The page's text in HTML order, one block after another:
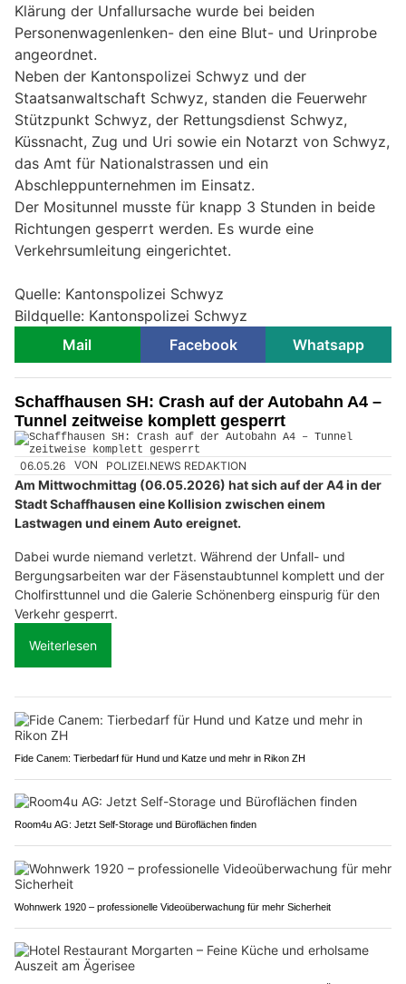
Klärung der Unfallursache wurde bei beiden
Personenwagenlenken- den eine Blut- und Urinprobe
angeordnet.
Neben der Kantonspolizei Schwyz und der
Staatsanwaltschaft Schwyz, standen die Feuerwehr
Stützpunkt Schwyz, der Rettungsdienst Schwyz,
Küssnacht, Zug und Uri sowie ein Notarzt von Schwyz,
das Amt für Nationalstrassen und ein
Abschleppunternehmen im Einsatz.
Der Mositunnel musste für knapp 3 Stunden in beide
Richtungen gesperrt werden. Es wurde eine
Verkehrsumleitung eingerichtet.
Quelle: Kantonspolizei Schwyz
Bildquelle: Kantonspolizei Schwyz
Mail
Facebook Whatsapp
Schaffhausen SH: Crash auf der Autobahn A4 –
Tunnel zeitweise komplett gesperrt
06.05.26 VON POLIZEI.NEWS REDAKTION
Am Mittwochmittag (06.05.2026) hat sich auf der A4 in der
Stadt Schaffhausen eine Kollision zwischen einem
Lastwagen und einem Auto ereignet.
Dabei wurde niemand verletzt. Während der Unfall- und
Bergungsarbeiten war der Fäsenstaubtunnel komplett und der
Cholfirsttunnel und die Galerie Schönenberg einspurig für den
Verkehr gesperrt.
Weiterlesen
Fide Canem: Tierbedarf für Hund und Katze und mehr in Rikon ZH
Room4u AG: Jetzt Self-Storage und Büroflächen finden
Wohnwerk 1920 – professionelle Videoüberwachung für mehr Sicherheit